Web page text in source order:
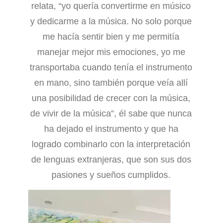
relata, “yo quería convertirme en músico
y dedicarme a la música. No solo porque
me hacía sentir bien y me permitía
manejar mejor mis emociones, yo me
transportaba cuando tenía el instrumento
en mano, sino también porque veía allí
una posibilidad de crecer con la música,
de vivir de la música”, él sabe que nunca
ha dejado el instrumento y que ha
logrado combinarlo con la interpretación
de lenguas extranjeras, que son sus dos
pasiones y sueños cumplidos.